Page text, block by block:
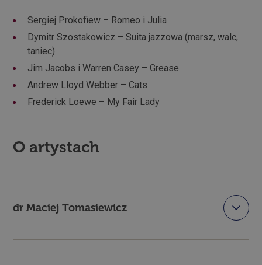
Sergiej Prokofiew – Romeo i Julia
Dymitr Szostakowicz – Suita jazzowa (marsz, walc,
taniec)
Jim Jacobs i Warren Casey – Grease
Andrew Lloyd Webber – Cats
Frederick Loewe – My Fair Lady
O artystach
dr Maciej Tomasiewicz